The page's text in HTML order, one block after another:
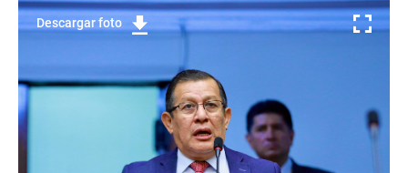
Descargar foto